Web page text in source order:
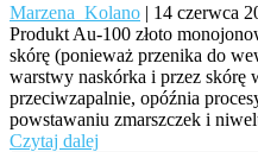
Marzena_Kolano | 14 czerwca
Produkt Au-100 złoto
skórę (ponieważ przenika do
warstwy naskórka i przez skórę
przeciwzapalnie, opóźnia
powstawaniu zmarszczek i
Czytaj dalej